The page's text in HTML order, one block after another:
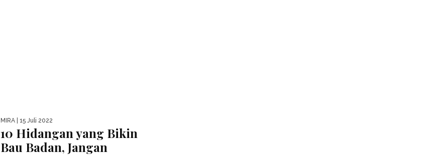
MIRA | 15 Juli 2022
10 Hidangan yang Bikin
Bau Badan, Jangan